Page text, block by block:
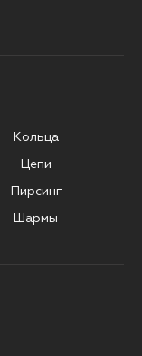
Кольца
Цепи
Пирсинг
Шармы